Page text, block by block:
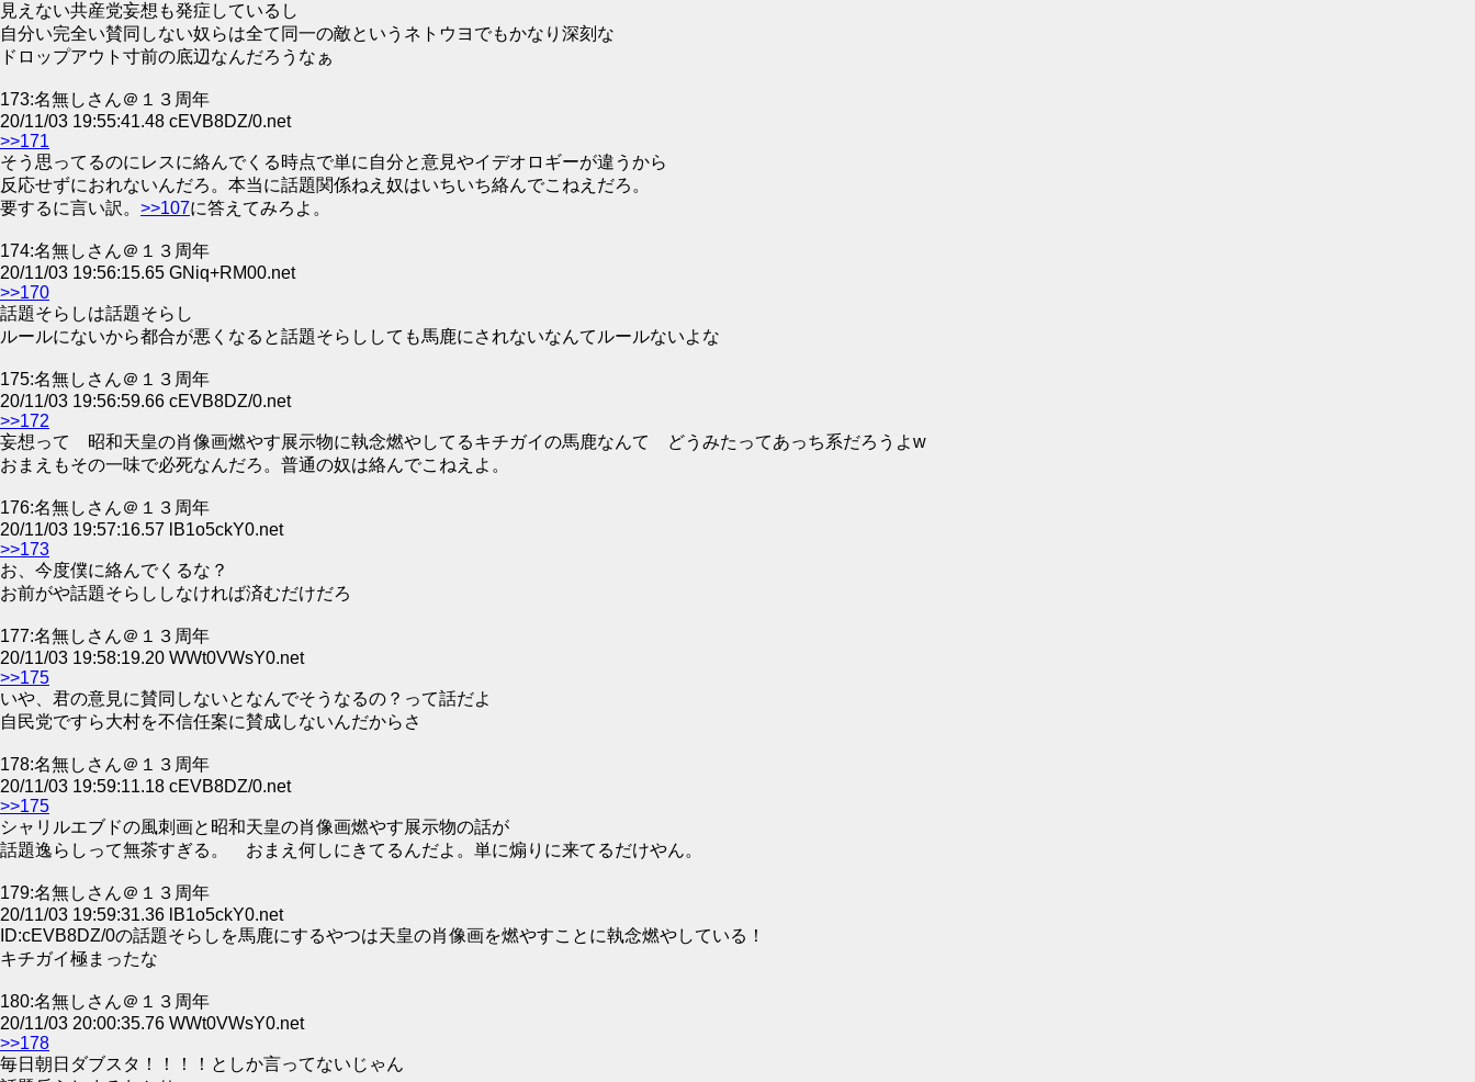
見えない共産党妄想も発症しているし
自分い完全い賛同しない奴らは全て同一の敵というネトウヨでもかなり深刻な
ドロップアウト寸前の底辺なんだろうなぁ
173:名無しさん＠１３周年
20/11/03 19:55:41.48 cEVB8DZ/0.net
>>171
そう思ってるのにレスに絡んでくる時点で単に自分と意見やイデオロギーが違うから
反応せずにおれないんだろ。本当に話題関係ねえ奴はいちいち絡んでこねえだろ。
要するに言い訳。 >>107に答えてみろよ。
174:名無しさん＠１３周年
20/11/03 19:56:15.65 GNiq+RM00.net
>>170
話題そらしは話題そらし
ルールにないから都合が悪くなると話題そらししても馬鹿にされないなんてルールないよな
175:名無しさん＠１３周年
20/11/03 19:56:59.66 cEVB8DZ/0.net
>>172
妄想って 昭和天皇の肖像画燃やす展示物に執念燃やしてるキチガイの馬鹿なんて どうみたってあっち系だろうよw
おまえもその一味で必死なんだろ。普通の奴は絡んでこねえよ。
176:名無しさん＠１３周年
20/11/03 19:57:16.57 lB1o5ckY0.net
>>173
お、今度僕に絡んでくるな？
お前がや話題そらししなければ済むだけだろ
177:名無しさん＠１３周年
20/11/03 19:58:19.20 WWt0VWsY0.net
>>175
いや、君の意見に賛同しないとなんでそうなるの？って話だよ
自民党ですら大村を不信任案に賛成しないんだからさ
178:名無しさん＠１３周年
20/11/03 19:59:11.18 cEVB8DZ/0.net
>>175
シャリルエブドの風刺画と昭和天皇の肖像画燃やす展示物の話が
話題逸らしって無茶すぎる。 おまえ何しにきてるんだよ。単に煽りに来てるだけやん。
179:名無しさん＠１３周年
20/11/03 19:59:31.36 lB1o5ckY0.net
ID:cEVB8DZ/0の話題そらしを馬鹿にするやつは天皇の肖像画を燃やすことに執念燃やしている！
キチガイ極まったな
180:名無しさん＠１３周年
20/11/03 20:00:35.76 WWt0VWsY0.net
>>178
毎日朝日ダブスタ！！！！としか言ってないじゃん